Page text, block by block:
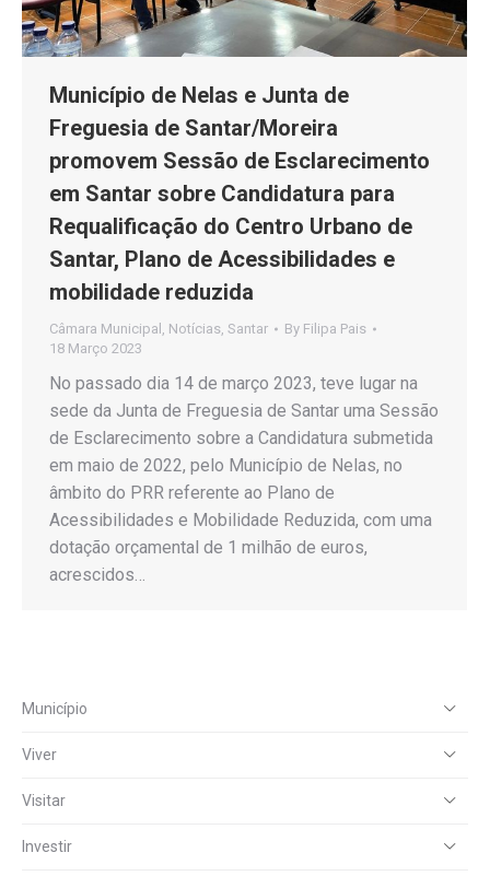
Município de Nelas e Junta de
Freguesia de Santar/Moreira
promovem Sessão de Esclarecimento
em Santar sobre Candidatura para
Requalificação do Centro Urbano de
Santar, Plano de Acessibilidades e
mobilidade reduzida
Câmara Municipal Notícias Santar By Filipa Pais
18 Março 2023
No passado dia 14 de março 2023, teve lugar na
sede da Junta de Freguesia de Santar uma Sessão
de Esclarecimento sobre a Candidatura submetida
em maio de 2022, pelo Município de Nelas, no
âmbito do PRR referente ao Plano de
Acessibilidades e Mobilidade Reduzida, com uma
dotação orçamental de 1 milhão de euros,
acrescidos…
Município
Viver
Visitar
Investir